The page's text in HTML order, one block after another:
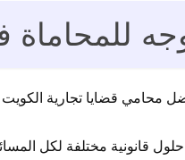
للمحاماة
محامي قضايا تجارية
قانونية مختلفة لكل